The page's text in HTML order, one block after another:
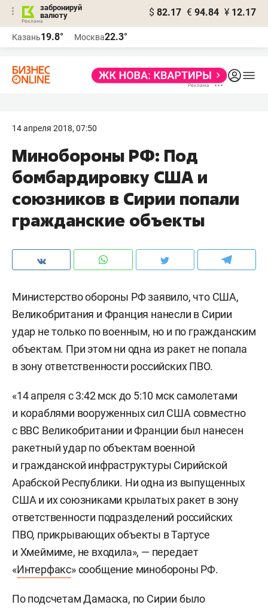
забронируй
валюту
$ 82.17 € 94.84 ¥ 12.17
Казань19.8° Москва22.3°
14 апреля 2018, 07:50
Минобороны РФ: Под
бомбардировку США и
союзников в Сирии попали
гражданские объекты
Министерство обороны РФ заявило, что США,
Великобритания и Франция нанесли в Сирии
удар не только по военным, но и по гражданским
объектам. При этом ни одна из ракет не попала
в зону ответственности российских ПВО.
«14 апреля с 3:42 мск до 5:10 мск самолетами
и кораблями вооруженных сил США совместно
с ВВС Великобритании и Франции был нанесен
ракетный удар по объектам военной
и гражданской инфраструктуры Сирийской
Арабской Республики. Ни одна из выпущенных
США и их союзниками крылатых ракет в зону
ответственности подразделений российских
ПВО, прикрывающих объекты в Тартусе
и Хмеймиме, не входила», — передает
«Интерфакс» сообщение минобороны РФ.
По подсчетам Дамаска, по Сирии было